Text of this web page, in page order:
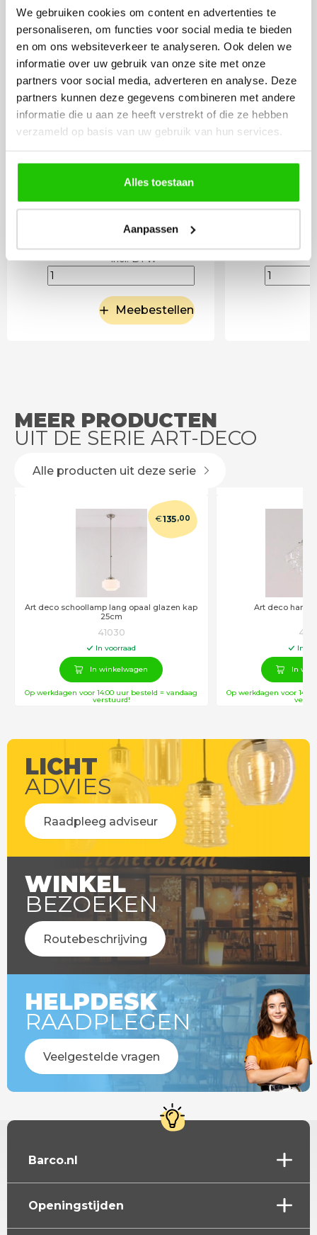
We gebruiken cookies om content en advertenties te
personaliseren, om functies voor social media te bieden
en om ons websiteverkeer te analyseren. Ook delen we
informatie over uw gebruik van onze site met onze
partners voor social media, adverteren en analyse. Deze
partners kunnen deze gegevens combineren met andere
informatie die u aan ze heeft verstrekt of die ze hebben
verzameld op basis van uw gebruik van hun services.
Alles toestaan
Aanpassen
LED lamp 6 watt opaal
E27
9
Incl. BTW
Meebestellen
LED
E27
MEER PRODUCTEN
UIT DE SERIE ART-DECO
Alle producten uit deze serie
Art deco schoollamp lang opaal glazen kap
25cm
€135,00
41030
In voorraad
In winkelwagen
Op werkdagen voor 14:00 uur besteld = vandaag
verstuurd!
Art deco
In
In
Op werkdagen voor
LICHT
ADVIES
Raadpleeg adviseur
WINKEL
BEZOEKEN
Routebeschrijving
HELPDESK
RAADPLEGEN
Veelgestelde vragen
Barco.nl
Openingstijden